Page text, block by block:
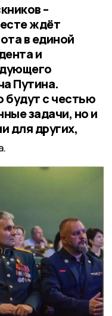
–
ждёт
в единой
и
Путина.
будут с честью
задачи, но и
для других,